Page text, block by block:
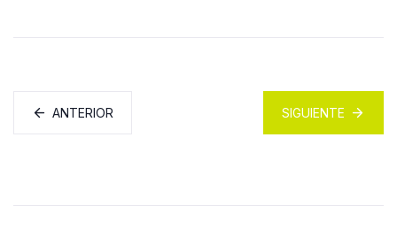
ANTERIOR SIGUIENTE